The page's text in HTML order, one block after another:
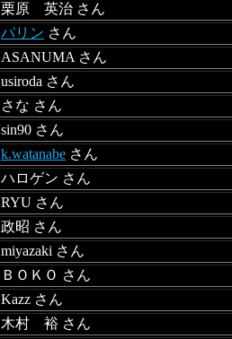
栗原 英治 さん
パリン さん
ASANUMA さん
usiroda さん
さな さん
sin90 さん
k.watanabe さん
ハロゲン さん
RYU さん
政昭 さん
miyazaki さん
ＢＯＫＯ さん
Kazz さん
木村 裕 さん